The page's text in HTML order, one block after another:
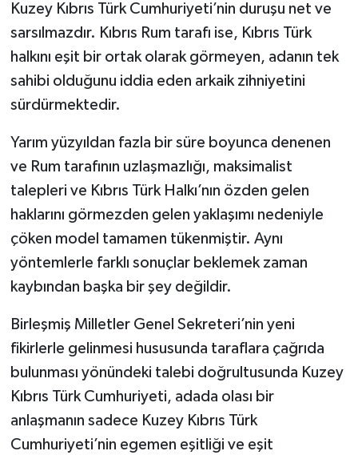
Kuzey Kıbrıs Türk Cumhuriyeti’nin duruşu net ve
sarsılmazdır. Kıbrıs Rum tarafı ise, Kıbrıs Türk
halkını eşit bir ortak olarak görmeyen, adanın tek
sahibi olduğunu iddia eden arkaik zihniyetini
sürdürmektedir.
Yarım yüzyıldan fazla bir süre boyunca denenen
ve Rum tarafının uzlaşmazlığı, maksimalist
talepleri ve Kıbrıs Türk Halkı’nın özden gelen
haklarını görmezden gelen yaklaşımı nedeniyle
çöken model tamamen tükenmiştir. Aynı
yöntemlerle farklı sonuçlar beklemek zaman
kaybından başka bir şey değildir.
Birleşmiş Milletler Genel Sekreteri’nin yeni
fikirlerle gelinmesi hususunda taraflara çağrıda
bulunması yönündeki talebi doğrultusunda Kuzey
Kıbrıs Türk Cumhuriyeti, adada olası bir
anlaşmanın sadece Kuzey Kıbrıs Türk
Cumhuriyeti’nin egemen eşitliği ve eşit